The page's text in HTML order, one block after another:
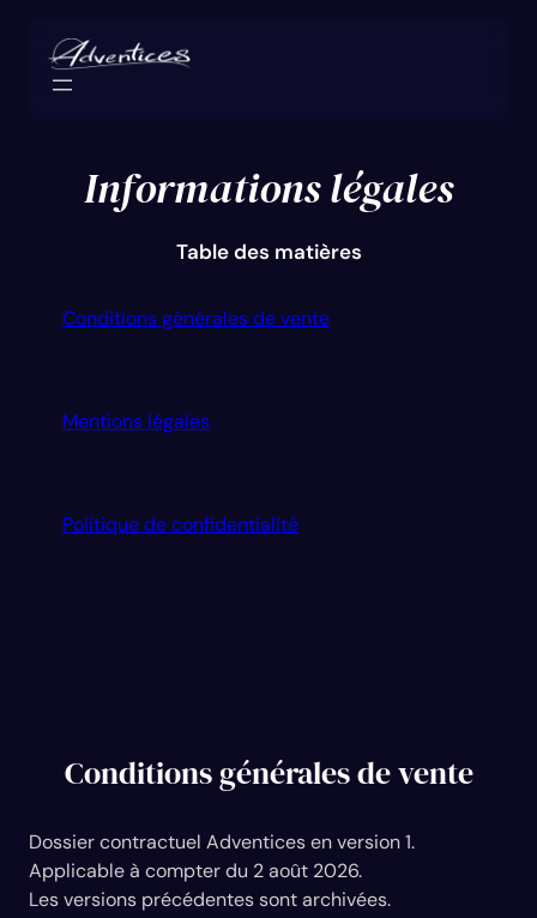
Informations légales
Table des matières
Conditions générales de vente
Mentions légales
Politique de confidentialité
Conditions générales de vente
Dossier contractuel Adventices en version 1.
Applicable à compter du 2 août 2026.
Les versions précédentes sont archivées.